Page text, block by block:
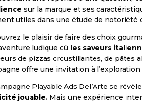
sur la marque et ses
utiles dans une étude de notoriété
le plaisir de faire des choix
ludique où les saveurs
de pizzas croustillantes, de pâtes
offre une invitation à l’exploration
Playable Ads Del’Arte se
jouable.Mais une expérience